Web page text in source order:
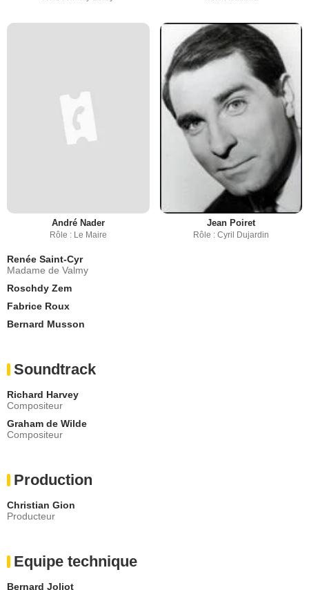
André Nader
Rôle : Le Maire
Jean Poiret
Rôle : Cyril Dujardin
Renée Saint-Cyr
Madame de Valmy
Roschdy Zem
Fabrice Roux
Bernard Musson
Soundtrack
Richard Harvey
Compositeur
Graham de Wilde
Compositeur
Production
Christian Gion
Producteur
Equipe technique
Bernard Joliot